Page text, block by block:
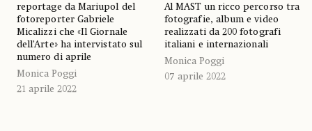
reportage da Mariupol del
fotoreporter Gabriele
Micalizzi che «Il Giornale
dell’Arte» ha intervistato sul
numero di aprile
Monica Poggi
21 aprile 2022
Al MAST un ricco percorso tra
fotografie, album e video
realizzati da 200 fotografi
italiani e internazionali
Monica Poggi
07 aprile 2022